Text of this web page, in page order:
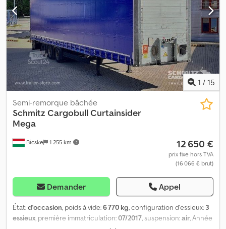
heureux de vous conseiller personnellement. Djdpfx Aoztgxwjl
Seck
1 / 15
Bicske 1 255 km
Semi-remorque bâchée
Schmitz CargobullCurtainsider
Mega
12 650 €
prix fixe hors TVA
(16 066 € brut)
Demander Appel
État:d'occasion, poids à vide:6 770 kg, configuration d'essieux: 3
essieux, première immatriculation:07/2017, suspension:air, Année